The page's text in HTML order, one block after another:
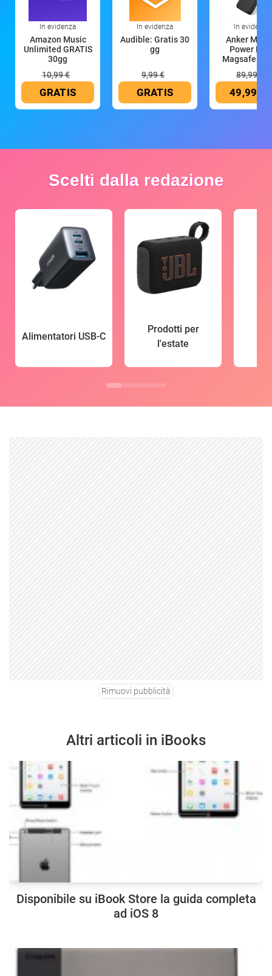
In evidenza
Amazon Music
Unlimited GRATIS
30gg
10,99 €
GRATIS
In evidenza
Audible: Gratis 30
gg
9,99 €
GRATIS
In evidenza
Anker
Power
Magsafe
89,99 €
49,99 €
Scelti dalla redazione
Alimentatori USB-C
Prodotti per
l'estate
Rimuovi pubblicità
Altri articoli in iBooks
Disponibile su iBook Store la guida completa
ad iOS 8